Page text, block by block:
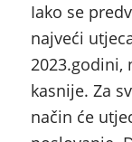
Iako se
najveći
2023.godini,
kasnije. Za
način će